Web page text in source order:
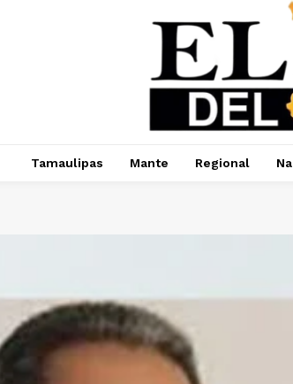
Tamaulipas Mante Regional